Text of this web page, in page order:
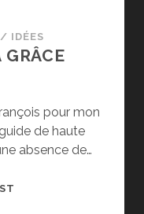
/ IDÉES
pour mon
de haute
absence de…